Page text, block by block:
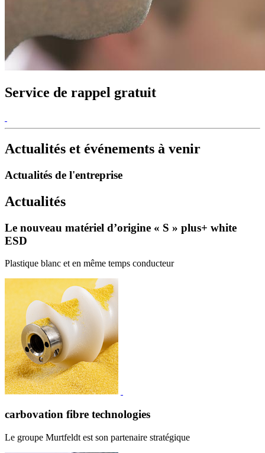
Service de rappel gratuit
Actualités et événements à venir
Actualités de l'entreprise
Actualités
Le nouveau matériel d’origine « S » plus+ white
ESD
Plastique blanc et en même temps conducteur
carbovation fibre technologies
Le groupe Murtfeldt est son partenaire stratégique